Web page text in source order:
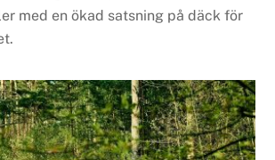
med en ökad satsning på däck för